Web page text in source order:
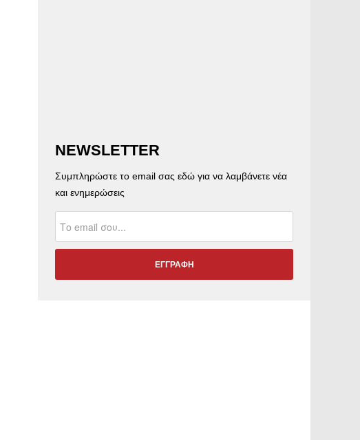
NEWSLETTER
Συμπληρώστε το email σας εδώ για να λαμβάνετε νέα
και ενημερώσεις